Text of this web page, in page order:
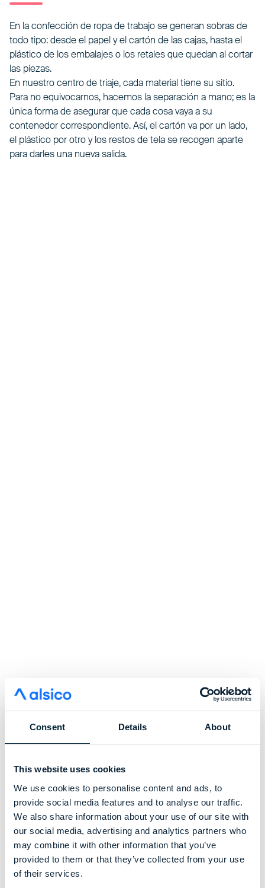
Consent Details About
This website uses cookies
We use cookies to personalise content and ads, to
provide social media features and to analyse our traffic.
We also share information about your use of our site with
our social media, advertising and analytics partners who
may combine it with other information that you’ve
provided to them or that they’ve collected from your use
of their services.
En la confección de ropa de trabajo se generan sobras de
todo tipo: desde el papel y el cartón de las cajas, hasta el
plástico de los embalajes o los retales que quedan al cortar
las piezas.
En nuestro centro de triaje, cada material tiene su sitio.
Para no equivocarnos, hacemos la separación a mano; es la
única forma de asegurar que cada cosa vaya a su
contenedor correspondiente. Así, el cartón va por un lado,
el plástico por otro y los restos de tela se recogen aparte
para darles una nueva salida.